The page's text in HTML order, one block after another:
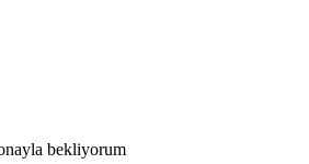
bekliyorum